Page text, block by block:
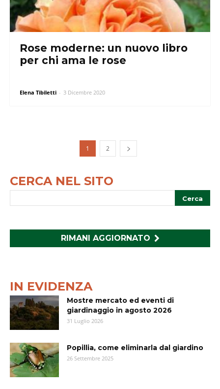
Rose moderne: un nuovo libro
per chi ama le rose
Elena Tibiletti - 3 Dicembre 2020
1 2
CERCA NEL SITO
RIMANI AGGIORNATO
IN EVIDENZA
Mostre mercato ed eventi di
giardinaggio in agosto 2026
31 Luglio 2026
Popillia, come eliminarla dal giardino
26 Settembre 2025